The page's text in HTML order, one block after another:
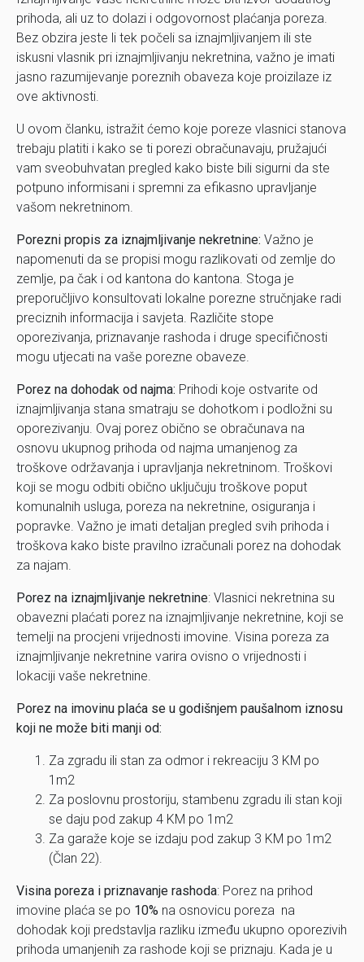
prihoda, ali uz to dolazi i odgovornost plaćanja poreza.
Bez obzira jeste li tek počeli sa iznajmljivanjem ili ste
iskusni vlasnik pri iznajmljivanju nekretnina, važno je imati
jasno razumijevanje poreznih obaveza koje proizilaze iz
ove aktivnosti.
U ovom članku, istražit ćemo koje poreze vlasnici stanova
trebaju platiti i kako se ti porezi obračunavaju, pružajući
vam sveobuhvatan pregled kako biste bili sigurni da ste
potpuno informisani i spremni za efikasno upravljanje
vašom nekretninom.
Porezni propis za iznajmljivanje nekretnine: Važno je
napomenuti da se propisi mogu razlikovati od zemlje do
zemlje, pa čak i od kantona do kantona. Stoga je
preporučljivo konsultovati lokalne porezne stručnjake radi
preciznih informacija i savjeta. Različite stope
oporezivanja, priznavanje rashoda i druge specifičnosti
mogu utjecati na vaše porezne obaveze.
Porez na dohodak od najma: Prihodi koje ostvarite od
iznajmljivanja stana smatraju se dohotkom i podložni su
oporezivanju. Ovaj porez obično se obračunava na
osnovu ukupnog prihoda od najma umanjenog za
troškove održavanja i upravljanja nekretninom. Troškovi
koji se mogu odbiti obično uključuju troškove poput
komunalnih usluga, poreza na nekretnine, osiguranja i
popravke. Važno je imati detaljan pregled svih prihoda i
troškova kako biste pravilno izračunali porez na dohodak
za najam.
Porez na iznajmljivanje nekretnine: Vlasnici nekretnina su
obavezni plaćati porez na iznajmljivanje nekretnine, koji se
temelji na procjeni vrijednosti imovine. Visina poreza za
iznajmljivanje nekretnine varira ovisno o vrijednosti i
lokaciji vaše nekretnine.
Porez na imovinu plaća se u godišnjem paušalnom iznosu
koji ne može biti manji od:
Za zgradu ili stan za odmor i rekreaciju 3 KM po
1m2
Za poslovnu prostoriju, stambenu zgradu ili stan koji
se daju pod zakup 4 KM po 1m2
Za garaže koje se izdaju pod zakup 3 KM po 1m2
(Član 22).
Visina poreza i priznavanje rashoda: Porez na prihod
imovine plaća se po 10% na osnovicu poreza na
dohodak koji predstavlja razliku između ukupno oporezivih
prihoda umanjenih za rashode koji se priznaju. Kada je u